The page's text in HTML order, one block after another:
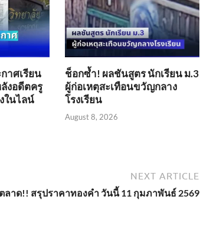
าศเรียน
งอดีตครู
ในไลน์
ช็อกซ้ำ! ผลชันสูตร นักเรียน ม.3
ผู้ก่อเหตุสะเทือนขวัญกลาง
โรงเรียน
August 8, 2026
NEXT ARTICLE
ลาด!! สรุปราคาทองคำ วันนี้ 11 กุมภาพันธ์ 2569